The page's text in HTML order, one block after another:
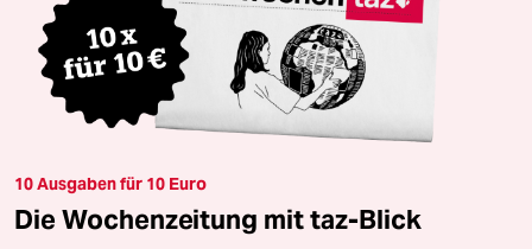
10 Ausgaben für 10 Euro
Die Wochenzeitung mit taz-Blick